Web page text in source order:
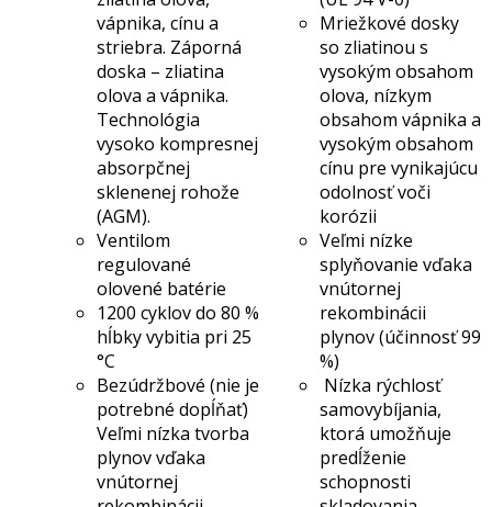
vápnika, cínu a
striebra. Záporná
doska – zliatina
olova a vápnika.
Technológia
vysoko kompresnej
absorpčnej
sklenenej rohože
(AGM).
Ventilom
regulované
olovené batérie
1200 cyklov do 80 %
hĺbky vybitia pri 25
°C
Bezúdržbové (nie je
potrebné dopĺňať)
Veľmi nízka tvorba
plynov vďaka
vnútornej
Mriežkové dosky
so zliatinou s
vysokým obsahom
olova, nízkym
obsahom vápnika a
vysokým obsahom
cínu pre vynikajúcu
odolnosť voči
korózii
Veľmi nízke
splyňovanie vďaka
vnútornej
rekombinácii
plynov (účinnosť 99
%)
Nízka rýchlosť
samovybíjania,
ktorá umožňuje
predĺženie
schopnosti